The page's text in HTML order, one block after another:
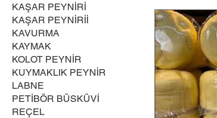
KAŞAR PEYNİRİ
KAŞAR PEYNİRİİ
KAVURMA
KAYMAK
KOLOT PEYNİR
KUYMAKLIK PEYNİR
LABNE
PETİBÖR BÜSKÜVİ
REÇEL